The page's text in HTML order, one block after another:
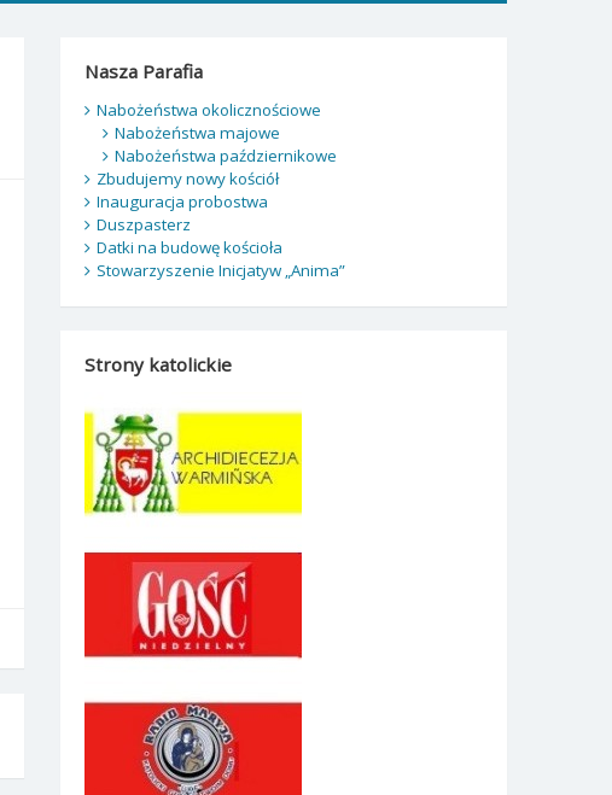
Nasza Parafia
Nabożeństwa okolicznościowe
Nabożeństwa majowe
Nabożeństwa październikowe
Zbudujemy nowy kościół
Inauguracja probostwa
Duszpasterz
Datki na budowę kościoła
Stowarzyszenie Inicjatyw „Anima”
Strony katolickie